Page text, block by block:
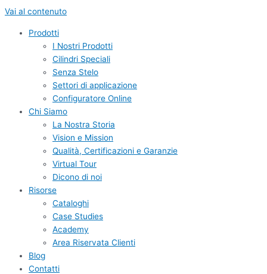
Vai al contenuto
Prodotti
I Nostri Prodotti
Cilindri Speciali
Senza Stelo
Settori di applicazione
Configuratore Online
Chi Siamo
La Nostra Storia
Vision e Mission
Qualità, Certificazioni e Garanzie
Virtual Tour
Dicono di noi
Risorse
Cataloghi
Case Studies
Academy
Area Riservata Clienti
Blog
Contatti